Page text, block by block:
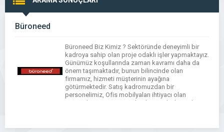
Büroneed
Büroneed Biz Kimiz ? Sektöründe deneyimli bir
kadroya sahip olan proje odaklı işler yapmaktayız.
Günümüz koşullarında zaman kavramı daha da
önem taşımaktadır, bunun bilincinde olan
firmamız, hizmeti müşterinin ayağına
götürmektedir. Satış kadromuzdan bir
personelimiz, Ofis mobilyaları ihtiyacı olan
müşterilerimizi ziyaret ederek yerinde ihtiyaçları
yapar.Satış öncesi, […]